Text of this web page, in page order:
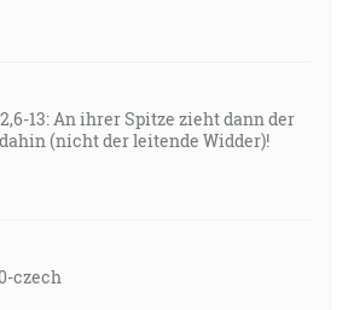
13: An ihrer Spitze zieht dann der
(nicht der leitende Widder)!
czech